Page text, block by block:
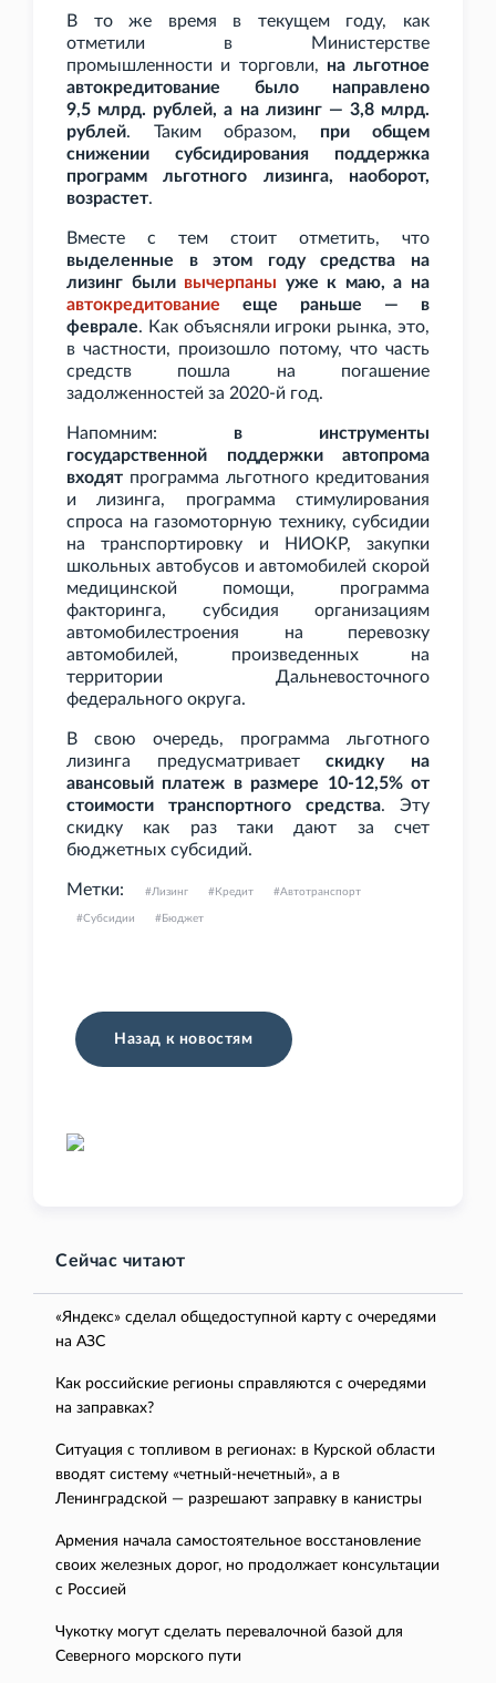
В то же время в текущем году, как
отметили в Министерстве
промышленности и торговли, на льготное
автокредитование было направлено
9,5 млрд. рублей, а на лизинг — 3,8 млрд.
рублей. Таким образом, при общем
снижении субсидирования поддержка
программ льготного лизинга, наоборот,
возрастет.
Вместе с тем стоит отметить, что
выделенные в этом году средства на
лизинг были вычерпаны уже к маю, а на
автокредитование еще раньше — в
феврале. Как объясняли игроки рынка, это,
в частности, произошло потому, что часть
средств пошла на погашение
задолженностей за 2020-й год.
Напомним: в инструменты
государственной поддержки автопрома
входят программа льготного кредитования
и лизинга, программа стимулирования
спроса на газомоторную технику, субсидии
на транспортировку и НИОКР, закупки
школьных автобусов и автомобилей скорой
медицинской помощи, программа
факторинга, субсидия организациям
автомобилестроения на перевозку
автомобилей, произведенных на
территории Дальневосточного
федерального округа.
В свою очередь, программа льготного
лизинга предусматриваетскидку на
авансовый платеж в размере 10-12,5% от
стоимости транспортного средства. Эту
скидку как раз таки дают за счет
бюджетных субсидий.
Метки: Лизинг Кредит Автотранспорт
Субсидии Бюджет
Назад к новостям
Сейчас читают
«Яндекс» сделал общедоступной карту с очередями
на АЗС
Как российские регионы справляются с очередями
на заправках?
Ситуация с топливом в регионах: в Курской области
вводят систему «четный-нечетный», а в
Ленинградской — разрешают заправку в канистры
Армения начала самостоятельное восстановление
своих железных дорог, но продолжает консультации
с Россией
Чукотку могут сделать перевалочной базой для
Северного морского пути